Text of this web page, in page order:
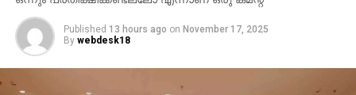
Published 13 hours ago on November 17, 2025
By webdesk18